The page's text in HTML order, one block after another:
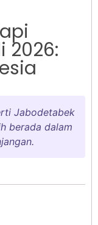
2026:
Jabodetabek
berada dalam